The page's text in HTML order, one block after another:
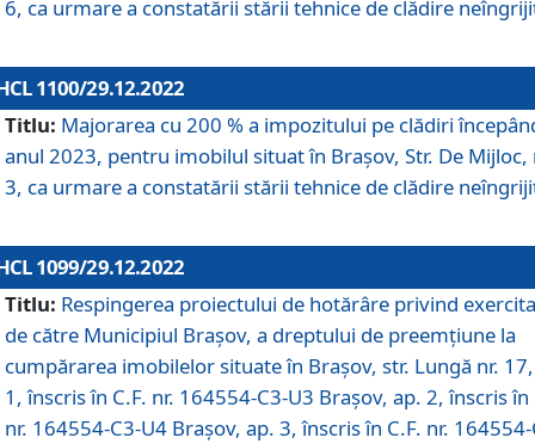
6, ca urmare a constatării stării tehnice de clădire
1100/29.12.2022
Titlu: Majorarea cu 200 % a impozitului pe clădiri
anul 2023, pentru imobilul situat în Braşov, Str. De Mijloc,
3, ca urmare a constatării stării tehnice de clădire
1099/29.12.2022
Titlu: Respingerea proiectului de hotărâre privind
de către Municipiul Brașov, a dreptului de preemțiune la
cumpărarea imobilelor situate în Brașov, str. Lungă nr.
1, înscris în C.F. nr. 164554-C3-U3 Brașov, ap. 2, înscris în
nr. 164554-C3-U4 Brașov, ap. 3, înscris în C.F. nr.